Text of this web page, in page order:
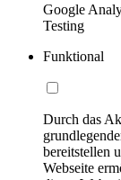
Google
Testing
Funktional
Durch das
bereitstellen
Webseite